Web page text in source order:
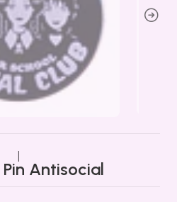
Antisocial